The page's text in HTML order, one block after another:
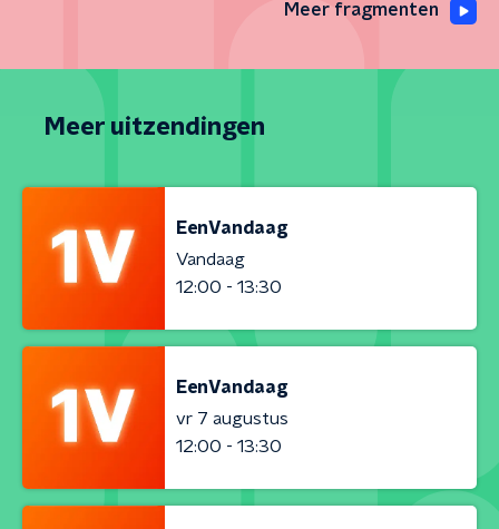
Meer fragmenten
Meer uitzendingen
EenVandaag
Vandaag
12:00 - 13:30
EenVandaag
vr 7 augustus
12:00 - 13:30